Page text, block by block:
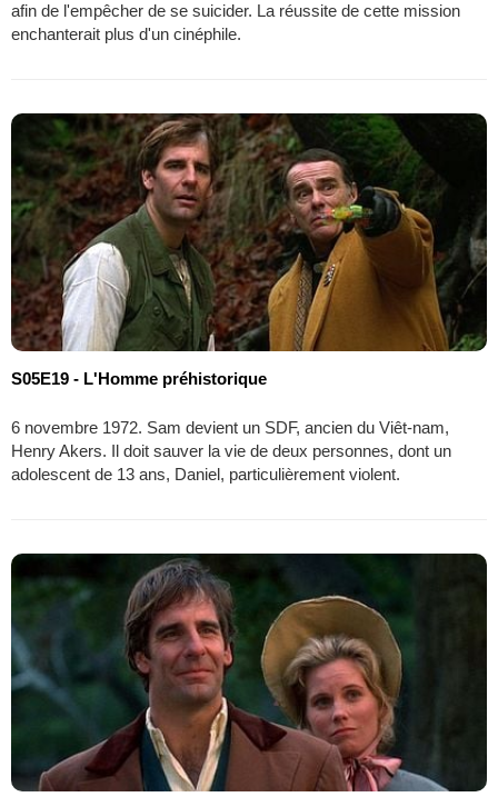
afin de l'empêcher de se suicider. La réussite de cette mission
enchanterait plus d'un cinéphile.
S05E19 - L'Homme préhistorique
6 novembre 1972. Sam devient un SDF, ancien du Viêt-nam,
Henry Akers. Il doit sauver la vie de deux personnes, dont un
adolescent de 13 ans, Daniel, particulièrement violent.